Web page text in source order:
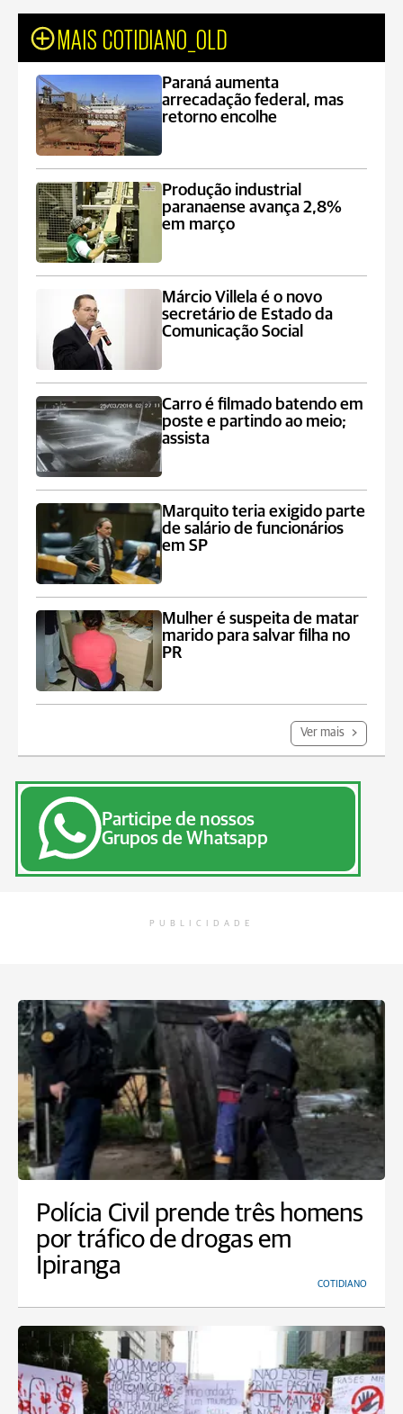
MAIS COTIDIANO_OLD
Paraná aumenta
arrecadação federal, mas
retorno encolhe
Produção industrial
paranaense avança 2,8%
em março
Márcio Villela é o novo
secretário de Estado da
Comunicação Social
Carro é filmado batendo em
poste e partindo ao meio;
assista
Marquito teria exigido parte
de salário de funcionários
em SP
Mulher é suspeita de matar
marido para salvar filha no
PR
Ver mais
Participe de nossos
Grupos de Whatsapp
PUBLICIDADE
Polícia Civil prende três homens
por tráfico de drogas em
Ipiranga
COTIDIANO